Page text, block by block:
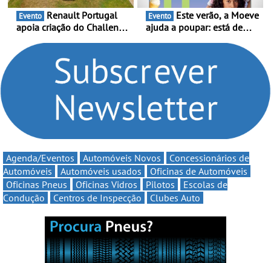
Evento
apoia criação do Challenge
compromisso com o
automobilismo nacional
continua em 2026
Evento
ajuda a poupar: está de
Volta” com descontos de
Agenda/Eventos Automóveis Novos
Concessionários de
Automóveis
Automóveis usados
Oficinas de Automóveis
Oficinas Pneus
Oficinas Vidros Pilotos
Escolas de
Condução
Centros de Inspecção Clubes Auto